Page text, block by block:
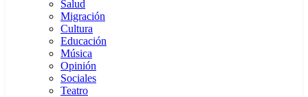
Salud
Migración
Cultura
Educación
Música
Opinión
Sociales
Teatro